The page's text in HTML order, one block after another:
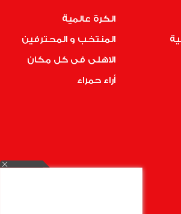
الكرة عالمية
المنتخب و المحترفين
الاهلى فى كل مكان
أراء حمراء